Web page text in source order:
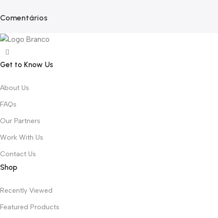
Comentários
Get to Know Us
About Us
FAQs
Our Partners
Work With Us
Contact Us
Shop
Recently Viewed
Featured Products